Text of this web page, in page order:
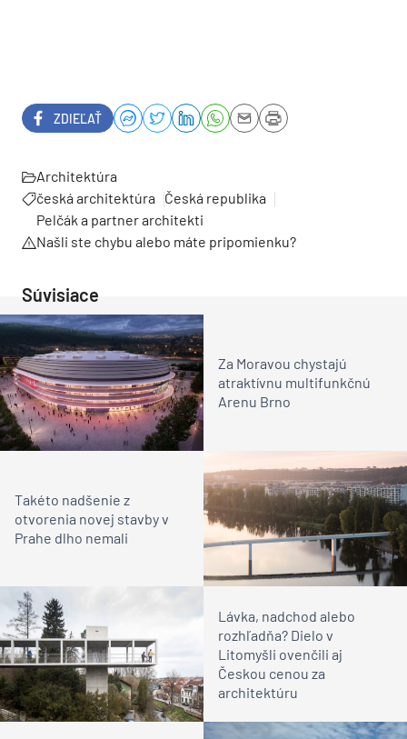
ZDIEĽAŤ
Architektúra
česká architektúra
Česká republika
Pelčák a partner architekti
Našli ste chybu alebo máte pripomienku?
Súvisiace
Za Moravou chystajú
atraktívnu multifunkčnú
Arenu Brno
Takéto nadšenie z
otvorenia novej stavby v
Prahe dlho nemali
Lávka, nadchod alebo
rozhľadňa? Dielo v
Litomyšli ovenčili aj
Českou cenou za
architektúru